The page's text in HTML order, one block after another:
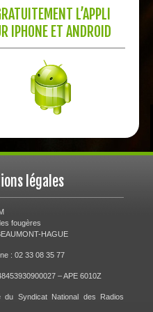
L’APPLI
IPHONE ET ANDROID
légales
fougères
HAGUE
: 02 33 08 35 77
– APE 6010Z
du Syndicat National des Radios